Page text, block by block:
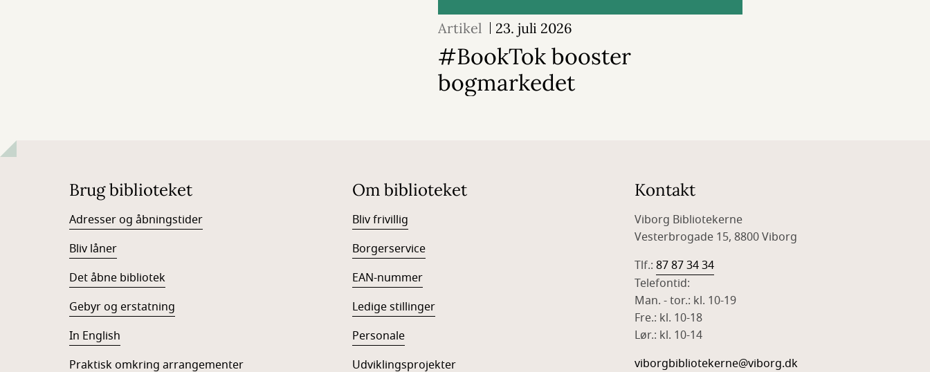
Artikel 23. juli 2026
#BookTok booster
bogmarkedet
Brug biblioteket
Adresser og åbningstider
Bliv låner
Det åbne bibliotek
Gebyr og erstatning
In English
Praktisk omkring arrangementer
Om biblioteket
Bliv frivillig
Borgerservice
EAN-nummer
Ledige stillinger
Personale
Udviklingsprojekter
Kontakt
Viborg Bibliotekerne
Vesterbrogade 15, 8800 Viborg
Tlf.:87 87 34 34
Telefontid:
Man. - tor.: kl. 10-19
Fre.: kl. 10-18
Lør.: kl. 10-14
viborgbibliotekerne@viborg.dk